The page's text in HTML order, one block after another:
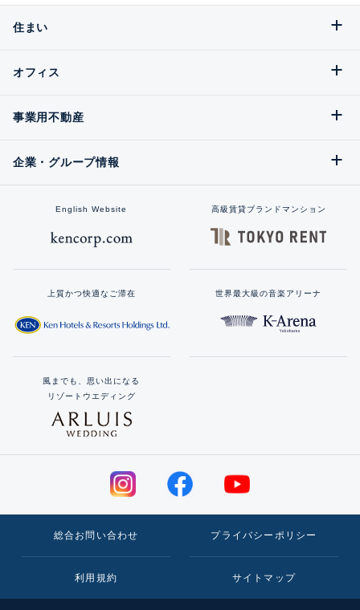
住まい
オフィス
事業用不動産
企業・グループ情報
English Website 高級賃貸ブランドマンション
上質かつ快適なご滞在 世界最大級の音楽アリーナ
風までも、思い出になる
リゾートウエディング
総合お問い合わせ プライバシーポリシー
利用規約 サイトマップ